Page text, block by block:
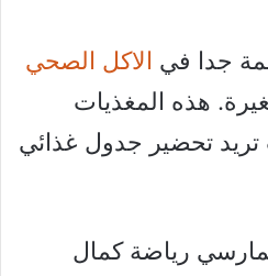
جدا في الاكل الصحي
هذه المغذيات
تحضير جدول غذائي
رياضة كمال